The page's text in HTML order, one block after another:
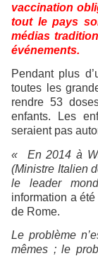
vaccination
tout le pays
médias
événements.
Pendant plus
toutes les
rendre 53
enfants. Les
seraient pas
« En 2014 à
(Ministre Italien
le leader
information a
de Rome.
Le problème
mêmes ; le